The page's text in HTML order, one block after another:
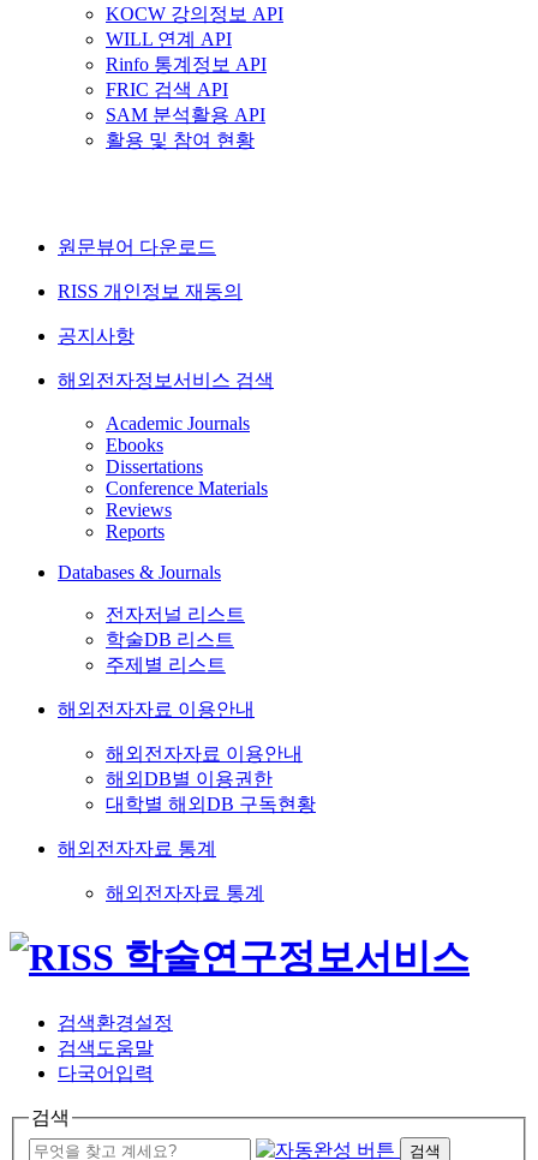
KOCW 강의정보 API
WILL 연계 API
Rinfo 통계정보 API
FRIC 검색 API
SAM 분석활용 API
활용 및 참여 현황
원문뷰어 다운로드
RISS 개인정보 재동의
공지사항
해외전자정보서비스 검색
Academic Journals
Ebooks
Dissertations
Conference Materials
Reviews
Reports
Databases & Journals
전자저널 리스트
학술DB 리스트
주제별 리스트
해외전자자료 이용안내
해외전자자료 이용안내
해외DB별 이용권한
대학별 해외DB 구독현황
해외전자자료 통계
해외전자자료 통계
검색환경설정
검색도움말
다국어입력
검색
검색